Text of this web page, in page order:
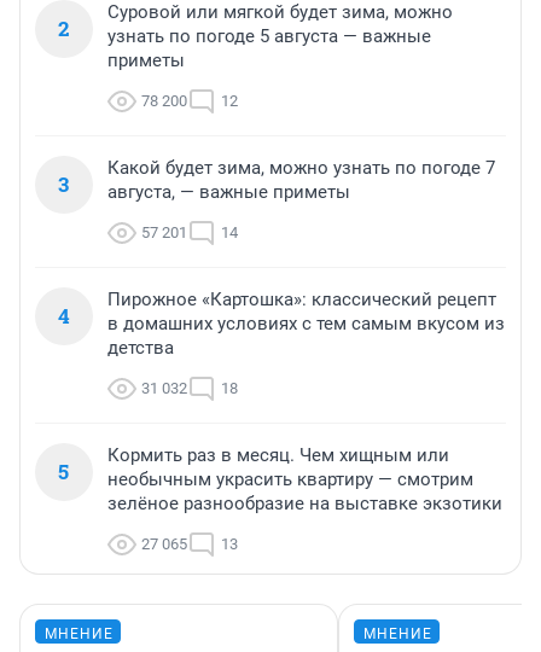
2
Суровой или мягкой будет зима, можно
узнать по погоде 5 августа — важные
приметы
78 200 12
3
Какой будет зима, можно узнать по погоде 7
августа, — важные приметы
57 201 14
4
Пирожное «Картошка»: классический рецепт
в домашних условиях с тем самым вкусом из
детства
31 032 18
5
Кормить раз в месяц. Чем хищным или
необычным украсить квартиру — смотрим
зелёное разнообразие на выставке экзотики
27 065 13
МНЕНИЕ МНЕНИЕ